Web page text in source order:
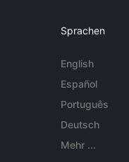
Sprachen
English
Español
Português
Deutsch
Mehr ...